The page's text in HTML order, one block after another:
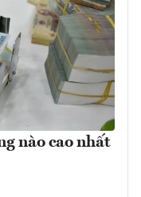
nào cao nhất